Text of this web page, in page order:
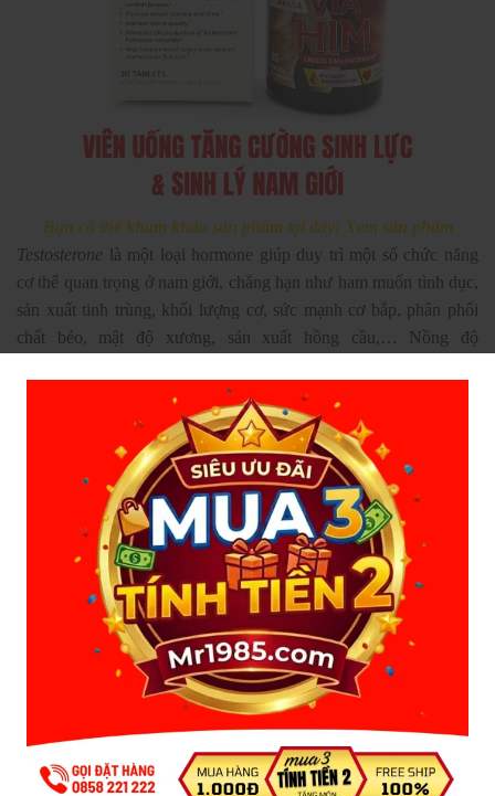
Bạn có thể kham khảo sản phẩm tại đây: Xem sản phẩm
Testosterone là một loại hormone giúp duy trì một số chức năng
cơ thể quan trọng ở nam giới, chẳng hạn như ham muốn tình dục,
sản xuất tinh trùng, khối lượng cơ, sức mạnh cơ bắp, phân phối
chất béo, mật độ xương, sản xuất hồng cầu,… Nồng độ
mặt với các vấn đề về sinh lý như ham muốn tình dục giảm, rối
loạn cương dương, xuất tinh sớm,… gây ảnh hưởng không nhỏ
đến tâm lý nam giới. Rắc rối này trở thành gánh nặng khiến bạn
cảm thấy mất đi bản lĩnh đàn ông.
Bổ sung ngay lượng testosterone thiếu hụt sẽ giúp giải quyết các
vấn đề trên một cách nhanh chóng, hiệu quả và an toàn.
Via Him chứa các thành phần tự nhiên như sâm Peru, cao bạch tật
lê, cao bạch quả,… giúp tăng sản xuất testosterone tự nhiên, tăng
cường khả năng sinh lý ở nam giới; đồng thời cải thiện chức năng
Tăng cường khả năng sinh lý nam giới
Bạch tật lê, bột vỏ cây muira puama, chiết xuất cây yohimbe, sâm
được biết đến với công dụng cải thiện sức khỏe sinh dục, tăng
cường hormone sinh dục một cách tự nhiên.